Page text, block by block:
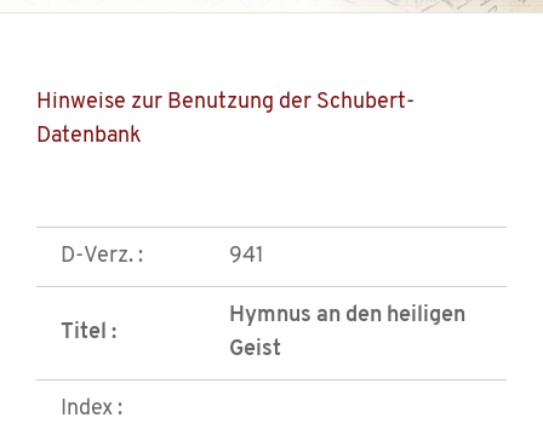
Hinweise zur Benutzung der Schubert-
Datenbank
D-Verz. : 941
Titel :
Hymnus an den heiligen
Geist
Index :